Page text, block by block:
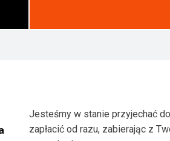
Jesteśmy w stanie przyjechać
zapłacić od razu, zabierając z